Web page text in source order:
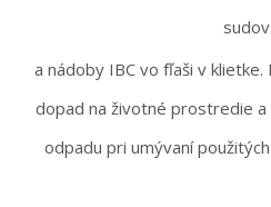
sudov
a nádoby IBC vo fľaši v
dopad na životné prostredie a
odpadu pri umývaní